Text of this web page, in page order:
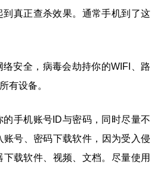
真正查杀效果。通常手机到了这
安全，病毒会劫持你的WIFI、路
有设备。
手机账号ID与密码，同时尽量不
号、密码下载软件，因为受入侵
载软件、视频、文档。尽量使用